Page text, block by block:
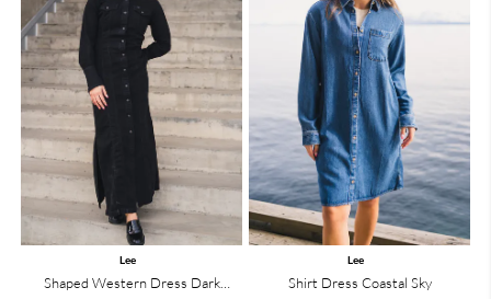
Lee
Shaped Western Dress Dark
Lee
Shirt Dress Coastal Sky